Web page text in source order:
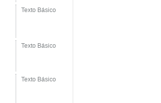
Texto Básico
Texto Básico
Texto Básico